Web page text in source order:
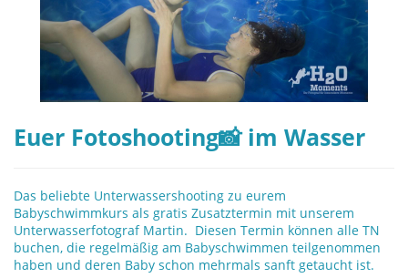
Euer Fotoshooting📸 im Wasser
Das beliebte Unterwassershooting zu eurem
Babyschwimmkurs als gratis Zusatztermin mit unserem
Unterwasserfotograf Martin. Diesen Termin können alle TN
buchen, die regelmäßig am Babyschwimmen teilgenommen
haben und deren Baby schon mehrmals sanft getaucht ist.